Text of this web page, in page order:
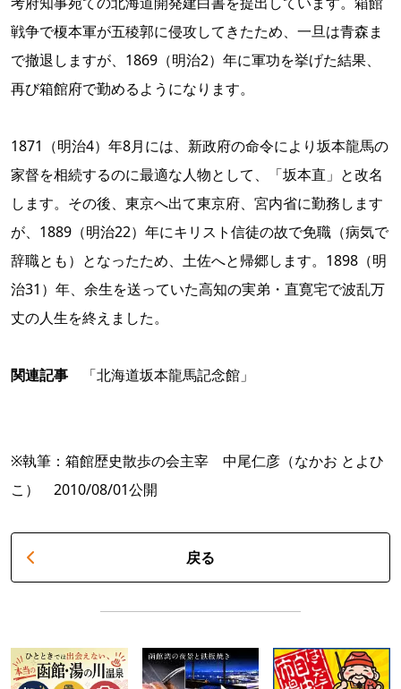
戦争で榎本軍が五稜郭に侵攻してきたため、一旦は青森ま
で撤退しますが、1869（明治2）年に軍功を挙げた結果、
再び箱館府で勤めるようになります。
1871（明治4）年8月には、新政府の命令により坂本龍馬の
家督を相続するのに最適な人物として、「坂本直」と改名
します。その後、東京へ出て東京府、宮内省に勤務します
が、1889（明治22）年にキリスト信徒の故で免職（病気で
辞職とも）となったため、土佐へと帰郷します。1898（明
治31）年、余生を送っていた高知の実弟・直寛宅で波乱万
丈の人生を終えました。
関連記事 「北海道坂本龍馬記念館」
※執筆：箱館歴史散歩の会主宰 中尾仁彦（なかお とよひ
こ） 2010/08/01公開
戻る